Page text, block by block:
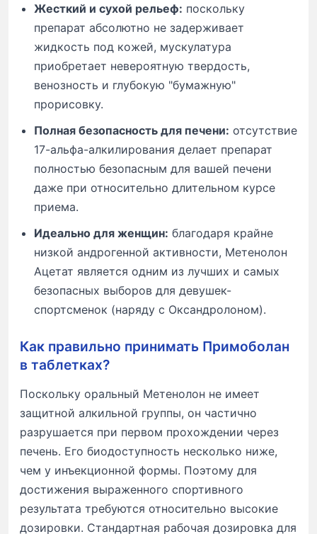
Жесткий и сухой рельеф: поскольку
препарат абсолютно не задерживает
жидкость под кожей, мускулатура
приобретает невероятную твердость,
венозность и глубокую "бумажную"
прорисовку.
Полная безопасность для печени: отсутствие
17-альфа-алкилирования делает препарат
полностью безопасным для вашей печени
даже при относительно длительном курсе
приема.
Идеально для женщин: благодаря крайне
низкой андрогенной активности, Метенолон
Ацетат является одним из лучших и самых
безопасных выборов для девушек-
спортсменок (наряду с Оксандролоном).
Как правильно принимать Примоболан
в таблетках?
Поскольку оральный Метенолон не имеет
защитной алкильной группы, он частично
разрушается при первом прохождении через
печень. Его биодоступность несколько ниже,
чем у инъекционной формы. Поэтому для
достижения выраженного спортивного
результата требуются относительно высокие
дозировки. Стандартная рабочая дозировка для